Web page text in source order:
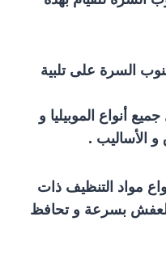
السرة على تلبية
أنواع الموبيليا و
و الأساليب .
مواد التنظيف ذات
العفش بسرعة و تحافظ